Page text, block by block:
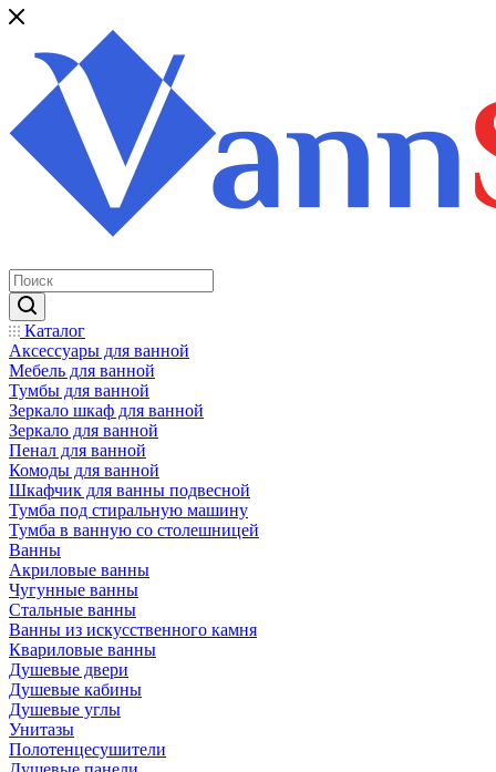
Каталог
Аксессуары для ванной
Мебель для ванной
Тумбы для ванной
Зеркало шкаф для ванной
Зеркало для ванной
Пенал для ванной
Комоды для ванной
Шкафчик для ванны подвесной
Тумба под стиральную машину
Тумба в ванную со столешницей
Ванны
Акриловые ванны
Чугунные ванны
Стальные ванны
Ванны из искусственного камня
Квариловые ванны
Душевые двери
Душевые кабины
Душевые углы
Унитазы
Полотенцесушители